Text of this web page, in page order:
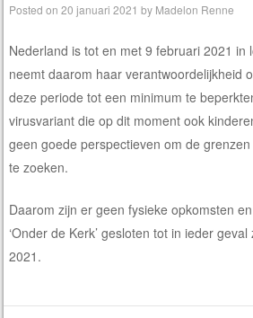
Posted on20 januari 2021 by Madelon Renne
Nederland is tot en met 9 februari 2021 in
neemt daarom haar verantwoordelijkheid
deze periode tot een minimum te
virusvariant die op dit moment ook
geen goede perspectieven om de
te zoeken.
Daarom zijn er geen fysieke opkomsten
‘Onder de Kerk’ gesloten tot in ieder
2021.